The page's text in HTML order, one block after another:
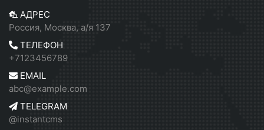
АДРЕС
Россия, Москва, а/я 137
ТЕЛЕФОН
+7123456789
EMAIL
abc@example.com
TELEGRAM
@instantcms